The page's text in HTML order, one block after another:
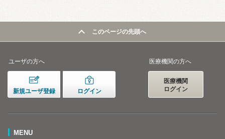
このページの先頭へ
ユーザの方へ
新規ユーザ登録 ログイン
医療機関の方へ
医療機関
ログイン
MENU